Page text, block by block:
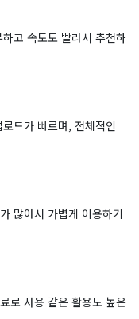
고 속도도 빨라서 추천하
드가 빠르며, 전체적인
많아서 가볍게 이용하기
로 사용 같은 활용도 높은